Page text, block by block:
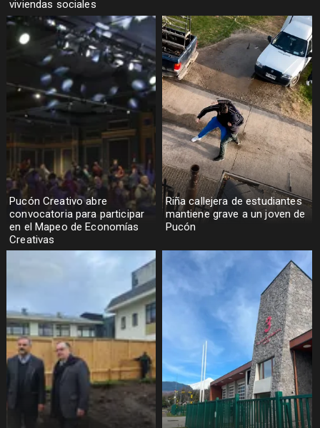
viviendas sociales
Pucón Creativo abre
convocatoria para participar
en el Mapeo de Economías
Creativas
Riña callejera de estudiantes
mantiene grave a un joven de
Pucón